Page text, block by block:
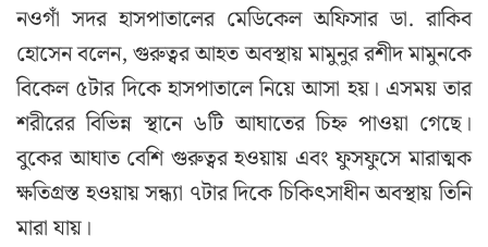
নওগাঁ সদর হাসপাতালের মেডিকেল অফিসার ডা. রাকিব
হোসেন বলেন, গুরুত্বর আহত অবস্থায় মামুনুর রশীদ মামুনকে
বিকেল ৫টার দিকে হাসপাতালে নিয়ে আসা হয়। এসময় তার
শরীরের বিভিন্ন স্থানে ৬টি আঘাতের চিহ্ন পাওয়া গেছে।
বুকের আঘাত বেশি গুরুত্বর হওয়ায় এবং ফুসফুসে মারাত্মক
ক্ষতিগ্রস্ত হওয়ায় সন্ধ্যা ৭টার দিকে চিকিৎসাধীন অবস্থায় তিনি
মারা যায়।